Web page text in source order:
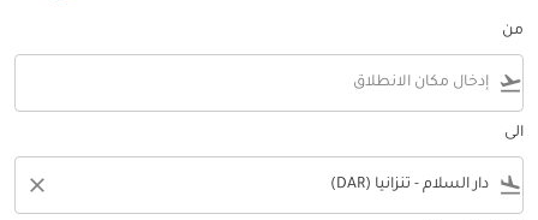
من
flight_takeoff
الى
flight_land
close